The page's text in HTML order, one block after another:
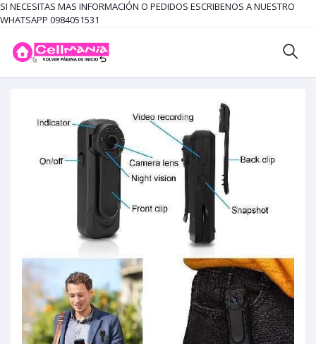
SI NECESITAS MAS INFORMACIÓN O PEDIDOS ESCRIBENOS A NUESTRO
WHATSAPP 0984051531